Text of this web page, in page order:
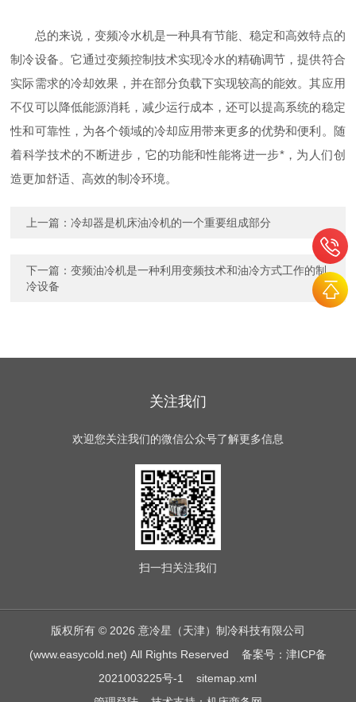
总的来说，变频冷水机是一种具有节能、稳定和高效特点的
制冷设备。它通过变频控制技术实现冷水的精确调节，提供符合
实际需求的冷却效果，并在部分负载下实现较高的能效。其应用
不仅可以降低能源消耗，减少运行成本，还可以提高系统的稳定
性和可靠性，为各个领域的冷却应用带来更多的优势和便利。随
着科学技术的不断进步，它的功能和性能将进一步*，为人们创
造更加舒适、高效的制冷环境。
上一篇：冷却器是机床油冷机的一个重要组成部分
下一篇：变频油冷机是一种利用变频技术和油冷方式工作的制
冷设备
关注我们
欢迎您关注我们的微信公众号了解更多信息
扫一扫关注我们
版权所有 © 2026 意冷星（天津）制冷科技有限公司
(www.easycold.net) All Rights Reserved 备案号：津ICP备
2021003225号-1
sitemap.xml